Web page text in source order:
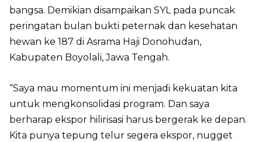
bangsa. Demikian disampaikan SYL pada puncak
peringatan bulan bukti peternak dan kesehatan
hewan ke 187 di Asrama Haji Donohudan,
Kabupaten Boyolali, Jawa Tengah.
“Saya mau momentum ini menjadi kekuatan kita
untuk mengkonsolidasi program. Dan saya
berharap ekspor hilirisasi harus bergerak ke depan.
Kita punya tepung telur segera ekspor, nugget